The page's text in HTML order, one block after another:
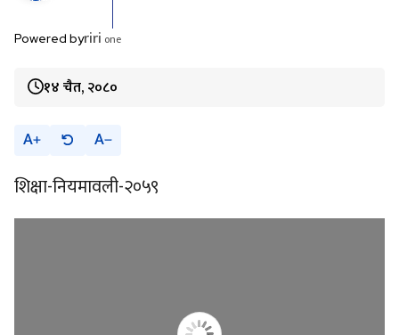
Powered byriri one
१४ चैत, २०८०
A A
शिक्षा-नियमावली-२०५९